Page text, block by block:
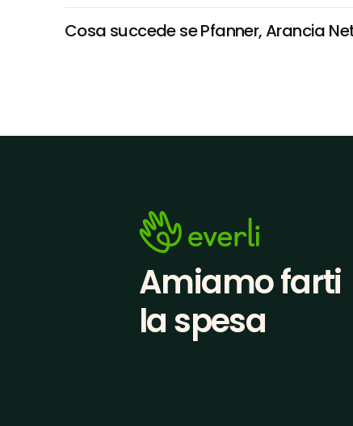
Cosa succede se Pfanner, Arancia
Amiamo farti
la spesa